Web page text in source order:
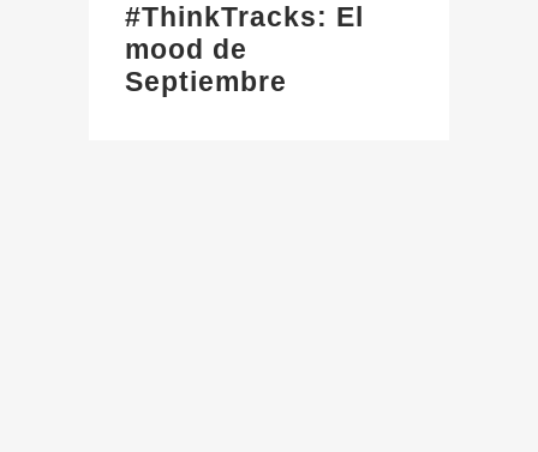
#ThinkTracks: El
mood de
Septiembre